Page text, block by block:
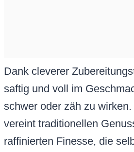
Dank cleverer
saftig und voll im
schwer oder zäh zu
vereint traditionellen
raffinierten Finesse, die